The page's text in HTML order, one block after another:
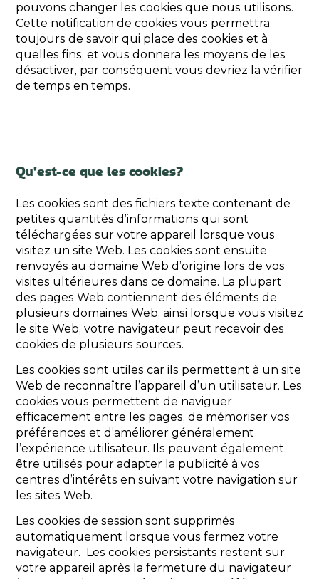
pouvons changer les cookies que nous utilisons.
Cette notification de cookies vous permettra
toujours de savoir qui place des cookies et à
quelles fins, et vous donnera les moyens de les
désactiver, par conséquent vous devriez la vérifier
de temps en temps.
Qu’est-ce que les cookies?
Les cookies sont des fichiers texte contenant de
petites quantités d’informations qui sont
téléchargées sur votre appareil lorsque vous
visitez un site Web. Les cookies sont ensuite
renvoyés au domaine Web d’origine lors de vos
visites ultérieures dans ce domaine. La plupart
des pages Web contiennent des éléments de
plusieurs domaines Web, ainsi lorsque vous visitez
le site Web, votre navigateur peut recevoir des
cookies de plusieurs sources.
Les cookies sont utiles car ils permettent à un site
Web de reconnaître l’appareil d’un utilisateur. Les
cookies vous permettent de naviguer
efficacement entre les pages, de mémoriser vos
préférences et d’améliorer généralement
l’expérience utilisateur. Ils peuvent également
être utilisés pour adapter la publicité à vos
centres d’intérêts en suivant votre navigation sur
les sites Web.
Les cookies de session sont supprimés
automatiquement lorsque vous fermez votre
navigateur. Les cookies persistants restent sur
votre appareil après la fermeture du navigateur